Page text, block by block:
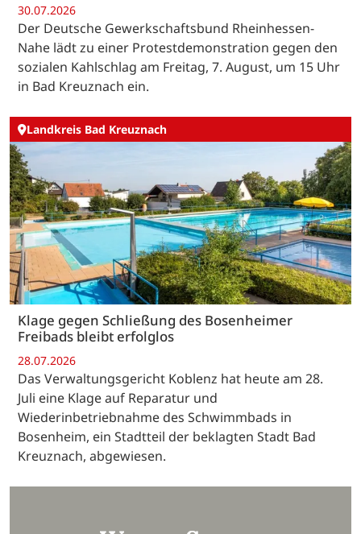
30.07.2026
Der Deutsche Gewerkschaftsbund Rheinhessen-
Nahe lädt zu einer Protestdemonstration gegen den
sozialen Kahlschlag am Freitag, 7. August, um 15 Uhr
in Bad Kreuznach ein.
Landkreis Bad Kreuznach
Klage gegen Schließung des Bosenheimer
Freibads bleibt erfolglos
28.07.2026
Das Verwaltungsgericht Koblenz hat heute am 28.
Juli eine Klage auf Reparatur und
Wiederinbetriebnahme des Schwimmbads in
Bosenheim, ein Stadtteil der beklagten Stadt Bad
Kreuznach, abgewiesen.